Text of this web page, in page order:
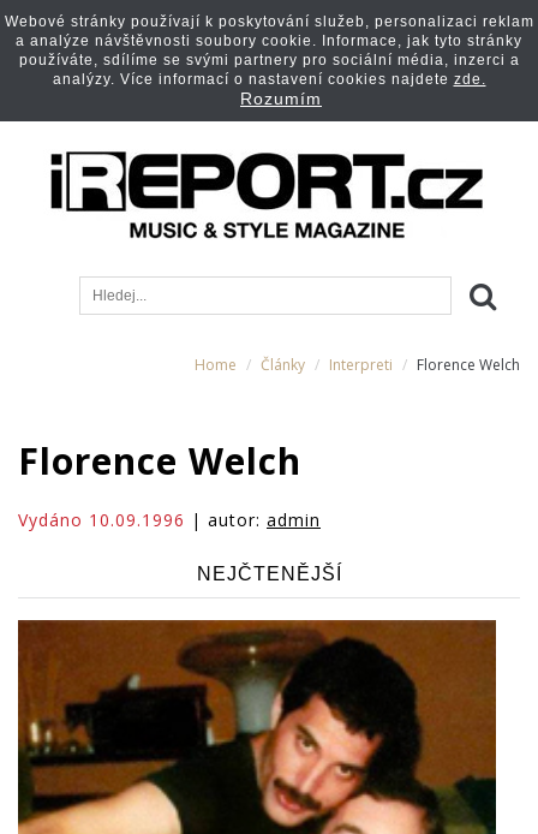
Home Články Interpreti Florence Welch
Florence Welch
Vydáno 10.09.1996 | autor: admin
NEJČTENĚJŠÍ
Webové stránky používají k poskytování služeb, personalizaci reklam
a analýze návštěvnosti soubory cookie. Informace, jak tyto stránky
používáte, sdílíme se svými partnery pro sociální média, inzerci a
analýzy. Více informací o nastavení cookies najdete zde.
Rozumím